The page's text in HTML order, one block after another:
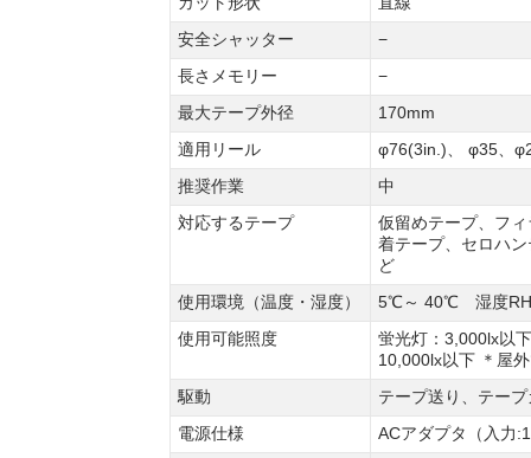
安全シャッター
−
長さメモリー
−
最大テープ外径
170mm
適用リール
φ76(3in.)、 φ35、
推奨作業
中
対応するテープ
仮留めテープ、フ
着テープ、セロハ
ど
使用環境（温度・湿度）
5℃～ 40℃ 湿度
使用可能照度
蛍光灯：3,000lx以
10,000lx以下 ＊屋
駆動
テープ送り、テー
電源仕様
ACアダプタ（入力